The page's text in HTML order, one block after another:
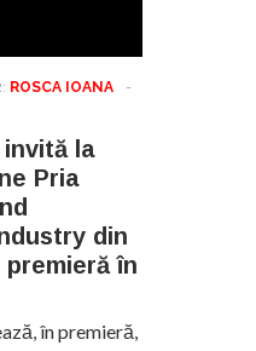
ROSCA IOANA
-
invită la
Pria
din
premieră în
în premieră,